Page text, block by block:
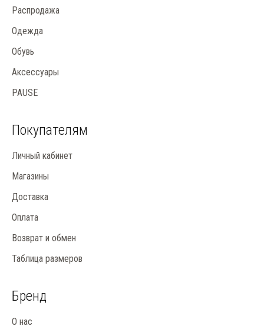
Распродажа
Одежда
Обувь
Аксессуары
PAUSE
Покупателям
Личный кабинет
Магазины
Доставка
Оплата
Возврат и обмен
Таблица размеров
Бренд
О нас